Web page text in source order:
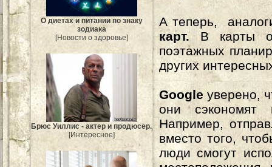
О диетах и питании по знаку
зодиака
[Новости о здоровье]
Брюс Уиллис - актер и продюсер.
[Интересное]
А теперь,
карт.В карты
поэтажных
других
Google уверено,
они сэкономят
Например,
вместо того,
люди смогут